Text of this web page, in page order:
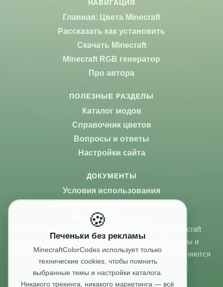
НАВИГАЦИЯ
Главная: Цвета Minecraft
Рассказать как установить
Скачать Minecraft
Minecraft RGB генератор
Про автора
ПОЛЕЗНЫЕ РАЗДЕЛЫ
Каталог модов
Справочник цветов
Вопросы и ответы
Настройки сайта
ДОКУМЕНТЫ
Условия использования
Вернуться в начало
Мы не связаны с Mojang Studios или Microsoft. Minecraft
является товарным знаком Mojang Studios. Все моды и
ресурсы принадлежат их создателям и распространяются
согласно публичным лицензиям.
🍪
Печеньки без рекламы
MinecraftColorCodes использует только
технические cookies, чтобы помнить
выбранные темы и настройки каталога.
Никакого трекинга, никакого маркетинга — всё